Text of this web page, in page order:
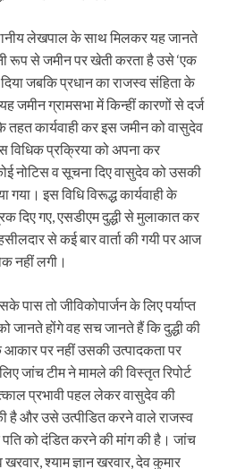
लेखपाल के साथ मिलकर यह जानते
रूप से जमीन पर खेती करता है उसे ‘एक
जबकि प्रधान का राजस्व संहिता के
जमीन ग्रामसभा में किन्हीं कारणों से दर्ज
तहत कार्यवाही कर इस जमीन को वासुदेव
विधिक प्रक्रिया को अपना कर
नोटिस व सूचना दिए वासुदेव को उसकी
इस विधि विरूद्ध कार्यवाही के
दिए गए, एसडीएम दुद्धी से मुलाकात कर
से कई बार वार्ता की गयी पर आज
नहीं लगी।
पास तो जीविकोपार्जन के लिए पर्याप्त
जानते होंगे वह सच जानते हैं कि दुद्धी की
आकार पर नहीं उसकी उत्पादकता पर
जांच टीम ने मामले की विस्तृत रिपोर्ट
प्रभावी पहल लेकर वासुदेव की
है और उसे उत्पीडित करने वाले राजस्व
को दंडित करने की मांग की है। जांच
श्याम ज्ञान खरवार, देव कुमार